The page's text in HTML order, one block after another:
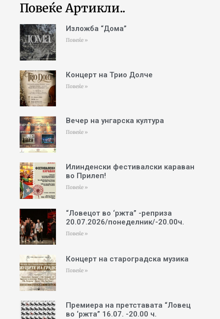
Повеќе Артикли..
Изложба “Дома”
Повеќе »
Концерт на Трио Долче
Повеќе »
Вечер на унгарска култура
Повеќе »
Илинденски фестивалски караван
во Прилеп!
Повеќе »
“Ловецот во ‘ржта” -реприза
20.07.2026/понеделник/-20.00ч.
Повеќе »
Концерт на староградска музика
Повеќе »
Премиера на претставата “Ловец
во ‘ржта” 16.07. -20.00 ч.